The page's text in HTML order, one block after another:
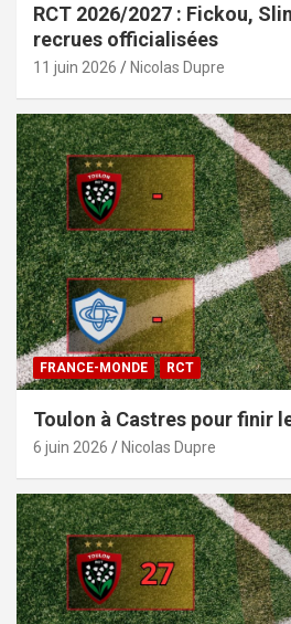
RCT 2026/2027 : Fickou,
recrues officialisées
11 juin 2026 Nicolas Dupre
FRANCE-MONDE RCT
Toulon à Castres pour finir
6 juin 2026 Nicolas Dupre